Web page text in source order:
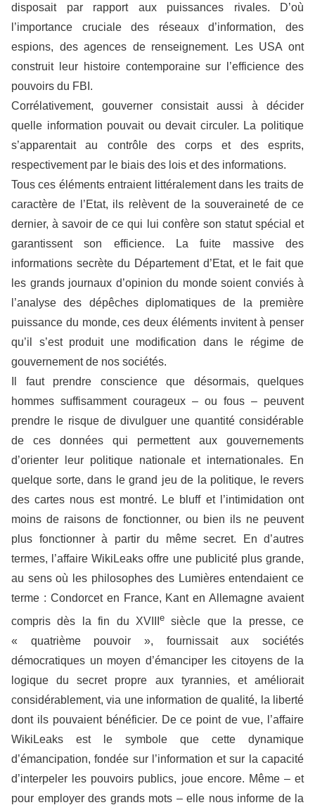
disposait par rapport aux puissances rivales. D’où
l’importance cruciale des réseaux d’information, des
espions, des agences de renseignement. Les USA ont
construit leur histoire contemporaine sur l’efficience des
pouvoirs du FBI.
Corrélativement, gouverner consistait aussi à décider
quelle information pouvait ou devait circuler. La politique
s’apparentait au contrôle des corps et des esprits,
respectivement par le biais des lois et des informations.
Tous ces éléments entraient littéralement dans les traits de
caractère de l’Etat, ils relèvent de la souveraineté de ce
dernier, à savoir de ce qui lui confère son statut spécial et
garantissent son efficience. La fuite massive des
informations secrète du Département d’Etat, et le fait que
les grands journaux d’opinion du monde soient conviés à
l’analyse des dépêches diplomatiques de la première
puissance du monde, ces deux éléments invitent à penser
qu’il s’est produit une modification dans le régime de
gouvernement de nos sociétés.
Il faut prendre conscience que désormais, quelques
hommes suffisamment courageux – ou fous – peuvent
prendre le risque de divulguer une quantité considérable
de ces données qui permettent aux gouvernements
d’orienter leur politique nationale et internationales. En
quelque sorte, dans le grand jeu de la politique, le revers
des cartes nous est montré. Le bluff et l’intimidation ont
moins de raisons de fonctionner, ou bien ils ne peuvent
plus fonctionner à partir du même secret. En d’autres
termes, l’affaire WikiLeaks offre une publicité plus grande,
au sens où les philosophes des Lumières entendaient ce
terme : Condorcet en France, Kant en Allemagne avaient
compris dès la fin du XVIII e siècle que la presse, ce
« quatrième pouvoir », fournissait aux sociétés
démocratiques un moyen d’émanciper les citoyens de la
logique du secret propre aux tyrannies, et améliorait
considérablement, via une information de qualité, la liberté
dont ils pouvaient bénéficier. De ce point de vue, l’affaire
WikiLeaks est le symbole que cette dynamique
d’émancipation, fondée sur l’information et sur la capacité
d’interpeler les pouvoirs publics, joue encore. Même – et
pour employer des grands mots – elle nous informe de la